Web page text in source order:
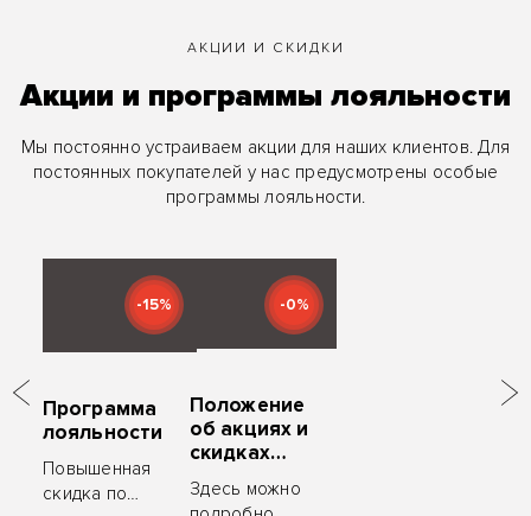
АКЦИИ И СКИДКИ
Акции и программы лояльности
Мы постоянно устраиваем акции для наших клиентов. Для
постоянных покупателей у нас предусмотрены особые
программы лояльности.
-15%
Программа
лояльности
Повышенная
скидка по
-0%
Положение
об акциях и
скидках
«ZYM
Мебель»
Здесь можно